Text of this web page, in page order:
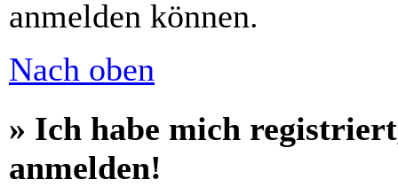
anmelden können.
Nach oben
» Ich habe mich
anmelden!